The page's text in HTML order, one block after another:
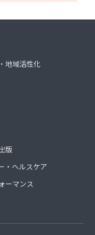
地域活性化
版
・ヘルスケア
ーマンス